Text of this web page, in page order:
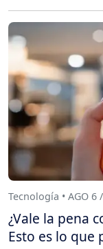
Tecnología • AGO 6
¿Vale la pena
Esto es lo que